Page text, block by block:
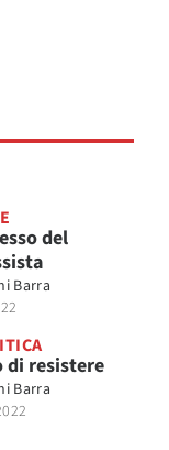
del
Barra
resistere
Barra